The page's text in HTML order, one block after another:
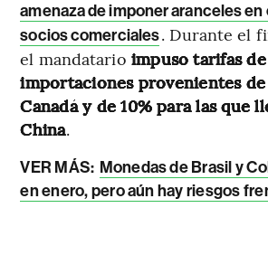
amenaza de imponer aranceles
socios comerciales. Durante el
el mandatario impuso tarifas
importaciones provenientes
Canadá y de 10% para las que
China.
VER MÁS: Monedas de Brasil y
en enero, pero aún hay riesgos